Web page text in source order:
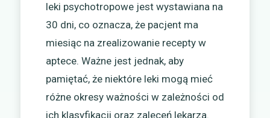
leki psychotropowe jest wystawiana na
30 dni, co oznacza, że pacjent ma
miesiąc na zrealizowanie recepty w
aptece. Ważne jest jednak, aby
pamiętać, że niektóre leki mogą mieć
różne okresy ważności w zależności od
ich klasyfikacji oraz zaleceń lekarza.